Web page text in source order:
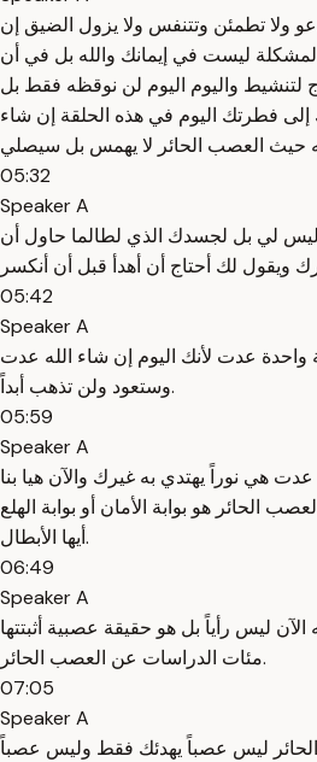
ولا تطمئن وتتنفس ولا يزول الضيق إن
ليست في إيمانك والله بل في أن
لتنشيط واليوم اليوم لن نوقظه فقط بل
فطرتك اليوم في هذه الحلقة إن شاء
05:32
Speaker A
ليس لي بل لجسدك الذي لطالما حاول أن
05:42
Speaker A
واحدة عدت لأنك اليوم إن شاء الله عدت
وستعود ولن تذهب أبداً.
05:59
Speaker A
هي نوراً يهتدي به غيرك والآن هيا بنا
الحائر هو بوابة الأمان أو بوابة الهلع
أيها الأبطال.
06:49
Speaker A
ليس رأياً بل هو حقيقة عصبية أثبتتها
مئات الدراسات عن العصب الحائر.
07:05
Speaker A
ليس عصباً يهدئك فقط وليس عصباً